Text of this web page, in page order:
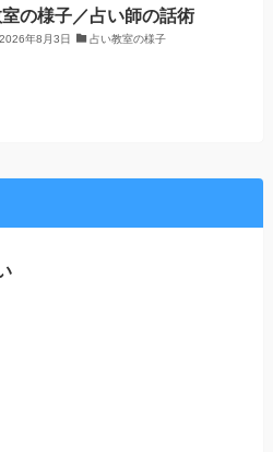
の様子／占い師の話術
2026年8月3日 占い教室の様子